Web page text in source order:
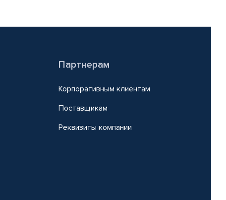
Партнерам
Корпоративным клиентам
Поставщикам
Реквизиты компании